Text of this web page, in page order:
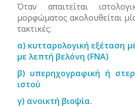
Όταν απαιτείται
μορφώματος ακολουθείται
τακτικές:
α) κυτταρολογική εξέταση
με λεπτή βελόνη (FNA)
β) υπερηχογραφική ή
ιστού
γ) ανοικτή βιοψία.